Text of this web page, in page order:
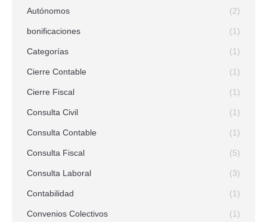
Autónomos (2)
bonificaciones (1)
Categorías (1)
Cierre Contable (1)
Cierre Fiscal (1)
Consulta Civil (1)
Consulta Contable (1)
Consulta Fiscal (5)
Consulta Laboral (3)
Contabilidad (1)
Convenios Colectivos (1)